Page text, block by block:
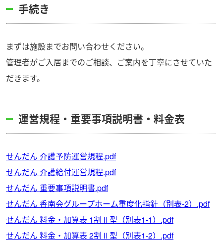
手続き
まずは施設までお問い合わせください。
管理者がご入居までのご相談、ご案内を丁寧にさせていた
だきます。
運営規程・重要事項説明書・料金表
せんだん 介護予防運営規程.pdf
せんだん 介護給付運営規程.pdf
せんだん 重要事項説明書.pdf
せんだん 香南会グループホーム重度化指針（別表-2）.pdf
せんだん 料金・加算表 1割Ⅱ型（別表1-1）.pdf
せんだん 料金・加算表 2割Ⅱ型（別表1-2）.pdf